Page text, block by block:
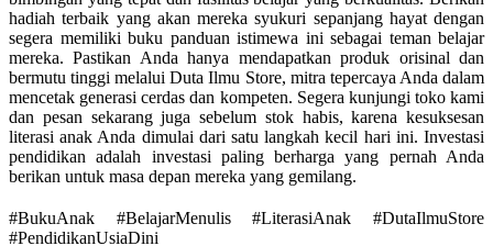
hadiah terbaik yang akan mereka syukuri sepanjang hayat dengan
segera memiliki buku panduan istimewa ini sebagai teman belajar
mereka. Pastikan Anda hanya mendapatkan produk orisinal dan
bermutu tinggi melalui Duta Ilmu Store, mitra tepercaya Anda dalam
mencetak generasi cerdas dan kompeten. Segera kunjungi toko kami
dan pesan sekarang juga sebelum stok habis, karena kesuksesan
literasi anak Anda dimulai dari satu langkah kecil hari ini. Investasi
pendidikan adalah investasi paling berharga yang pernah Anda
berikan untuk masa depan mereka yang gemilang.
#BukuAnak #BelajarMenulis #LiterasiAnak #DutaIlmuStore
#PendidikanUsiaDini